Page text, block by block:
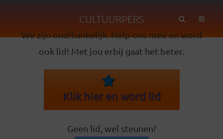
CULTUURPERS
We zijn onafhankelijk. Help ons mee en word
ook lid! Met jou erbij gaat het beter.
Klik hier en word lid
Geen lid, wel steunen?